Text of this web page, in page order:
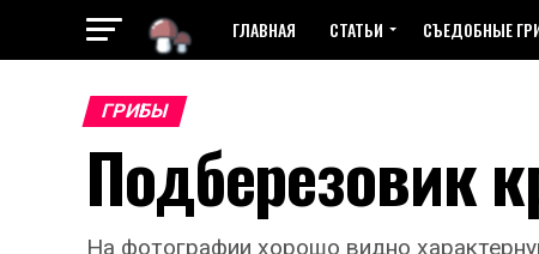
ГЛАВНАЯ СТАТЬИ СЪЕДОБНЫЕ
ГРИБЫ
Подберезовик
На фотографии хорошо видно